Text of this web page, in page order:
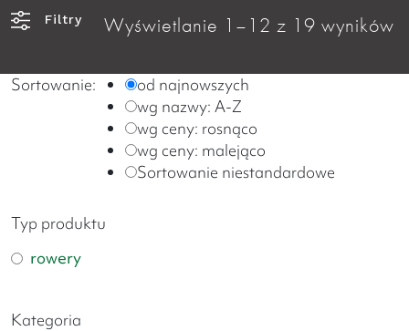
Filtry Wyświetlanie 1–12 z 19 wyników
Sortowanie:
od najnowszych
wg nazwy: A-Z
wg ceny: rosnąco
wg ceny: malejąco
Sortowanie niestandardowe
Typ produktu
rowery
Kategoria